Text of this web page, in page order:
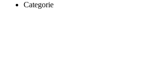
Categorie